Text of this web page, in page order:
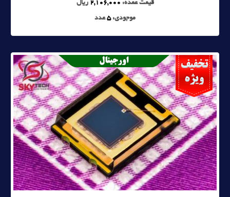
قیمت عمده: 2,106,000 ریال
موجودی:5عدد